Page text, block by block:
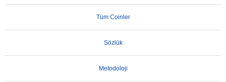
Tüm Coinler
Sözlük
Metodoloji